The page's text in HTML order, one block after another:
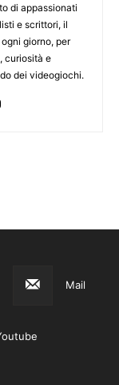
di appassionati
e scrittori, il
giorno, per
curiosità e
dei videogiochi.
Mail